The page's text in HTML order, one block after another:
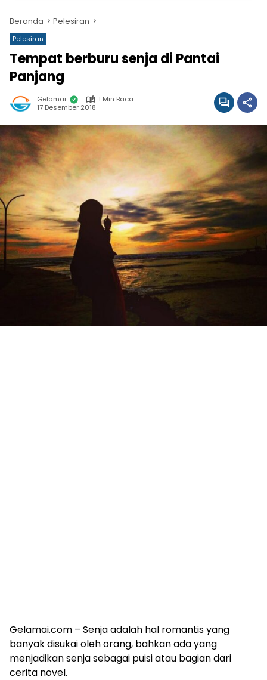
Beranda Pelesiran
Pelesiran
Tempat berburu senja di Pantai
Panjang
Gelamai
1 Min Baca
17 Desember 2018
Gelamai.com – Senja adalah hal romantis yang
banyak disukai oleh orang, bahkan ada yang
menjadikan senja sebagai puisi atau bagian dari
cerita novel.